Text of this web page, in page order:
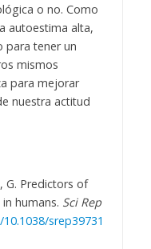
o no. Como
autoestima alta,
para tener un
mismos
para mejorar
nuestra actitud
G. Predictors of
humans. Sci Rep
srep39731